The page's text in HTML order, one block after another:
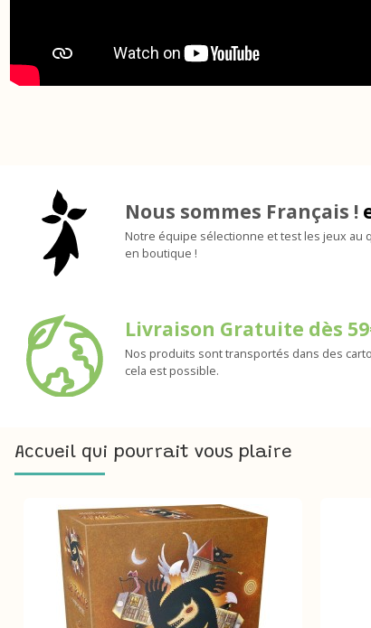
Nous sommes Français !
Notre équipe sélectionne et test les jeux
en boutique !
Livraison Gratuite dès
Nos produits sont transportés dans des
cela est possible.
Accueil qui pourrait vous plaire